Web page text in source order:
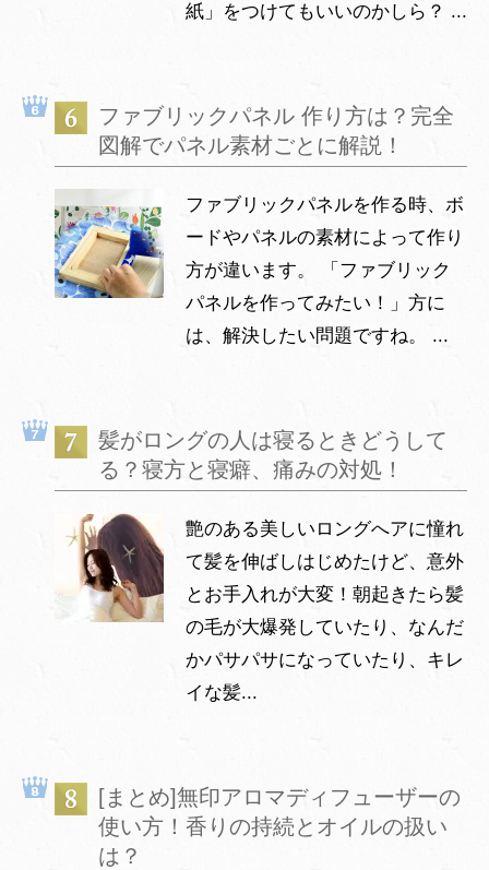
紙」をつけてもいいのかしら？ ...
ファブリックパネル 作り方は？完全
図解でパネル素材ごとに解説！
ファブリックパネルを作る時、ボ
ードやパネルの素材によって作り
方が違います。 「ファブリック
パネルを作ってみたい！」方に
は、解決したい問題ですね。 ...
髪がロングの人は寝るときどうして
る？寝方と寝癖、痛みの対処！
艶のある美しいロングへアに憧れ
て髪を伸ばしはじめたけど、意外
とお手入れが大変！朝起きたら髪
の毛が大爆発していたり、なんだ
かパサパサになっていたり、キレ
イな髪...
[まとめ]無印アロマディフューザーの
使い方！香りの持続とオイルの扱い
は？